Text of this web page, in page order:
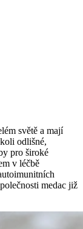
světě a mají
odlišné,
pro široké
v léčbě
medac již